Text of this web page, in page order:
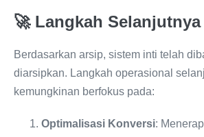
🚀 Langkah Selanjutnya
Berdasarkan arsip, sistem inti telah
diarsipkan. Langkah operasional
kemungkinan berfokus pada:
Optimalisasi Konversi: